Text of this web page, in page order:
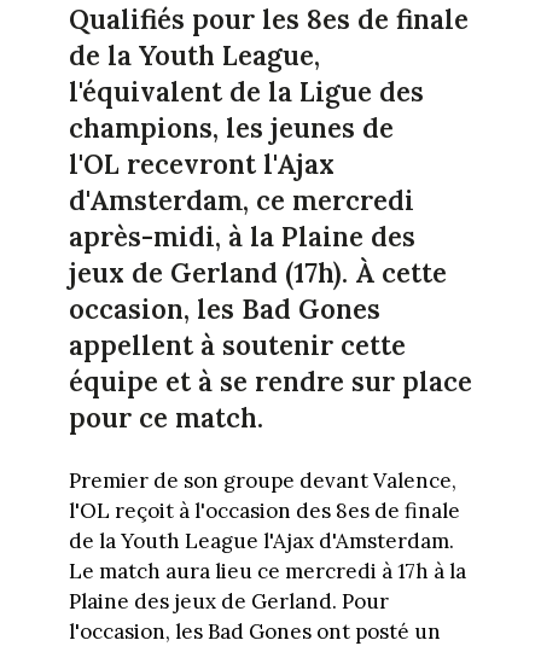
Qualifiés pour les 8es de finale
de la Youth League,
l'équivalent de la Ligue des
champions, les jeunes de
l'OL recevront l'Ajax
d'Amsterdam, ce mercredi
après-midi, à la Plaine des
jeux de Gerland (17h). À cette
occasion, les Bad Gones
appellent à soutenir cette
équipe et à se rendre sur place
pour ce match.
Premier de son groupe devant Valence,
l'OL reçoit à l'occasion des 8es de finale
de la Youth League l'Ajax d'Amsterdam.
Le match aura lieu ce mercredi à 17h à la
Plaine des jeux de Gerland. Pour
l'occasion, les Bad Gones ont posté un